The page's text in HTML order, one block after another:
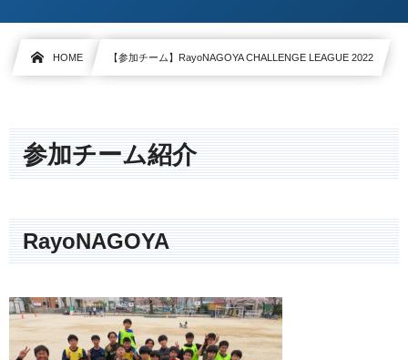
HOME 【参加チーム】RayoNAGOYA CHALLENGE LEAGUE 2022
参加チーム紹介
RayoNAGOYA